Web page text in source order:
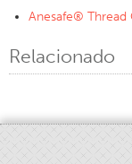
Distribuidor
Colores
Anesafe® Thread
Relacionado